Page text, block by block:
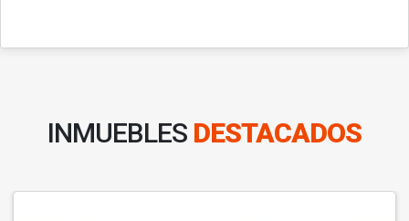
INMUEBLES DESTACADOS